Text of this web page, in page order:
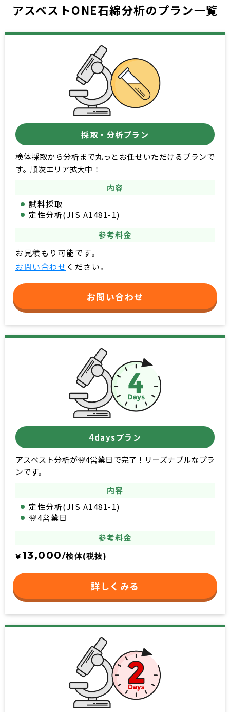
アスベストONE石綿分析のプラン一覧
採取・分析プラン
検体採取から分析まで丸っとお任せいただけるプランで
す。順次エリア拡大中！
内容
試料採取
定性分析(JIS A1481-1)
参考料金
お見積もり可能です。
お問い合わせ ください。
お問い合わせ
4daysプラン
アスベスト分析が翌4営業日で完了！リーズナブルなプラ
ンです。
内容
定性分析(JIS A1481-1)
翌4営業日
参考料金
¥13,000/検体(税抜)
詳しくみる